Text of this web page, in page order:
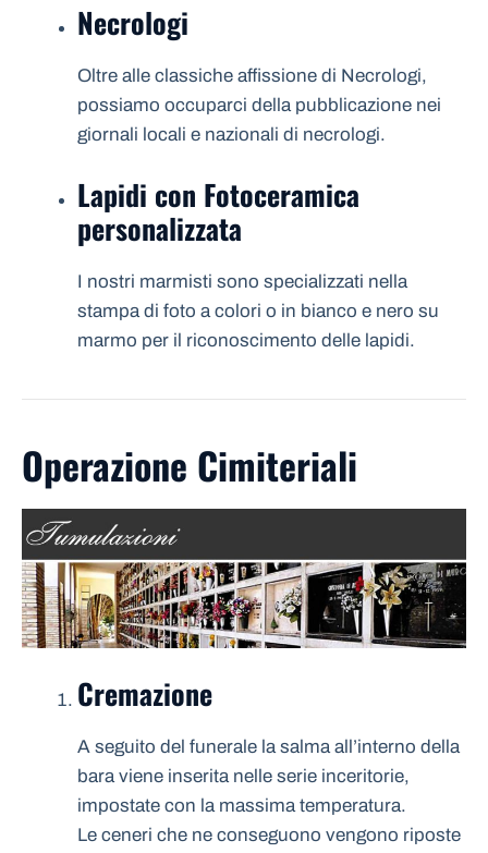
Necrologi
Oltre alle classiche affissione di Necrologi,
possiamo occuparci della pubblicazione nei
giornali locali e nazionali di necrologi.
Lapidi con Fotoceramica
personalizzata
I nostri marmisti sono specializzati nella
stampa di foto a colori o in bianco e nero su
marmo per il riconoscimento delle lapidi.
Operazione Cimiteriali
Cremazione
A seguito del funerale la salma all’interno della
bara viene inserita nelle serie inceritorie,
impostate con la massima temperatura.
Le ceneri che ne conseguono vengono riposte